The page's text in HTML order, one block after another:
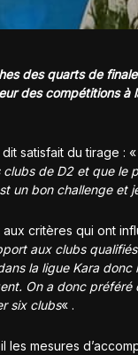
des quarts de
des compétitions à
satisfait du tirage : «
de D2 et que le
un bon challenge et
aux critères qui ont
aux clubs
la ligue Kara
On a donc
six clubs« .
les mesures